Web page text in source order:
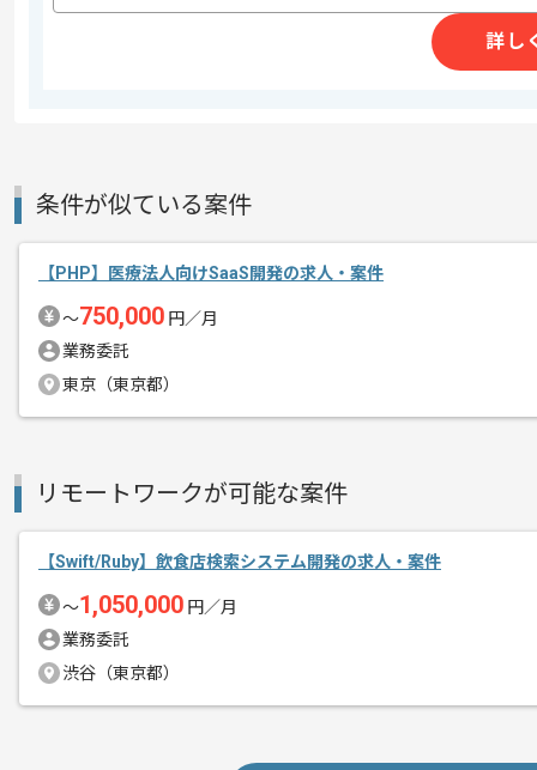
その他募集要項
商談回数
1回
募集人数
ベンチャーキャピタルから大型の出資を
現在は基本的にリモートでの作業をお
詳し
条件が似ている案件
【PHP】医療法人向けSaaS開発の求人・案件
〜750,000 円／月
業務委託
東京（東京都）
リモートワークが可能な案件
【Swift/Ruby】飲食店検索システム開発の求人・案件
〜1,050,000 円／月
業務委託
渋谷（東京都）